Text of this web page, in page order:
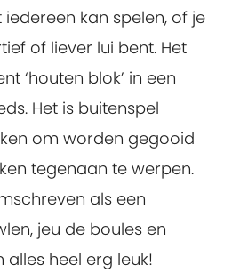
kan spelen, of je
of liever lui bent. Het
‘houten blok’ in een
Het is buitenspel
om worden gegooid
tegenaan te werpen.
als een
jeu de boules en
alles heel erg leuk!